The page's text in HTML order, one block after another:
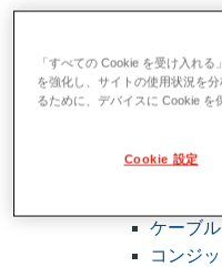
電設工具
ケーブ
コンジ
「すべての Cookie を受け入れ
を強化し、サイトの使用状況を
るために、デバイスに Cookie を
Cookie 設定